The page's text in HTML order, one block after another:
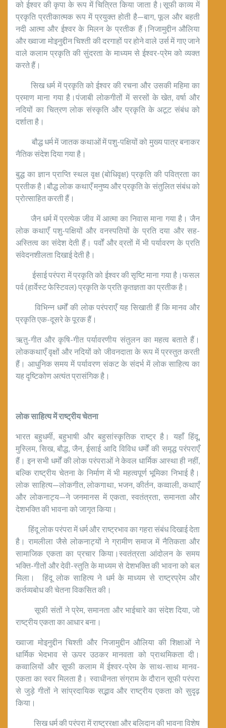
को ईश्वर की कृपा के रूप में चित्रित किया जाता है।सूफी काव्य में
प्रकृति प्रतीकात्मक रूप में प्रयुक्त होती है—बाग, फूल और बहती
नदी आत्मा और ईश्वर के मिलन के प्रतीक हैं।निजामुद्दीन औलिया
और ख्वाजा मोइनुद्दीन चिश्ती की दरगाहों पर होने वाले उर्स में गाए जाने
वाले कलाम प्रकृति की सुंदरता के माध्यम से ईश्वर-प्रेम को व्यक्त
करते हैं।
सिख धर्म में प्रकृति को ईश्वर की रचना और उसकी महिमा का
प्रमाण माना गया है।पंजाबी लोकगीतों में सरसों के खेत, वर्षा और
नदियों का चित्रण लोक संस्कृति और प्रकृति के अटूट संबंध को
दर्शाता है।
बौद्ध धर्म में जातक कथाओं में पशु-पक्षियों को मुख्य पात्र बनाकर
नैतिक संदेश दिया गया है।
बुद्ध का ज्ञान प्राप्ति स्थल वृक्ष (बोधिवृक्ष) प्रकृति की पवित्रता का
प्रतीक है।बौद्ध लोक कथाएँ मनुष्य और प्रकृति के संतुलित संबंध को
प्रोत्साहित करती हैं।
जैन धर्म में प्रत्येक जीव में आत्मा का निवास माना गया है। जैन
लोक कथाएँ पशु-पक्षियों और वनस्पतियों के प्रति दया और सह-
अस्तित्व का संदेश देती हैं। पर्वों और व्रतों में भी पर्यावरण के प्रति
संवेदनशीलता दिखाई देती है।
ईसाई परंपरा में प्रकृति को ईश्वर की सृष्टि माना गया है।फसल
पर्व (हार्वेस्ट फेस्टिवल) प्रकृति के प्रति कृतज्ञता का प्रतीक है।
विभिन्न धर्मों की लोक परंपराएँ यह सिखाती हैं कि मानव और
प्रकृति एक-दूसरे के पूरक हैं।
ऋतु-गीत और कृषि-गीत पर्यावरणीय संतुलन का महत्व बताते हैं।
लोककथाएँ वृक्षों और नदियों को जीवनदाता के रूप में प्रस्तुत करती
हैं। आधुनिक समय में पर्यावरण संकट के संदर्भ में लोक साहित्य का
यह दृष्टिकोण अत्यंत प्रासंगिक है।
लोक साहित्य में राष्ट्रीय चेतना
भारत बहुधर्मी, बहुभाषी और बहुसांस्कृतिक राष्ट्र है। यहाँ हिंदू,
मुस्लिम, सिख, बौद्ध, जैन, ईसाई आदि विविध धर्मों की समृद्ध परंपराएँ
हैं। इन सभी धर्मों की लोक परंपराओं ने केवल धार्मिक आस्था ही नहीं,
बल्कि राष्ट्रीय चेतना के निर्माण में भी महत्वपूर्ण भूमिका निभाई है।
लोक साहित्य—लोकगीत, लोकगाथा, भजन, कीर्तन, कव्वाली, कथाएँ
और लोकनाट्य—ने जनमानस में एकता, स्वतंत्रता, समानता और
देशभक्ति की भावना को जागृत किया।
हिंदू लोक परंपरा में धर्म और राष्ट्रभाव का गहरा संबंध दिखाई देता
है। रामलीला जैसे लोकनाट्यों ने ग्रामीण समाज में नैतिकता और
सामाजिक एकता का प्रचार किया।स्वतंत्रता आंदोलन के समय
भक्ति-गीतों और देवी-स्तुति के माध्यम से देशभक्ति की भावना को बल
मिला। हिंदू लोक साहित्य ने धर्म के माध्यम से राष्ट्रप्रेम और
कर्तव्यबोध की चेतना विकसित की।
सूफी संतों ने प्रेम, समानता और भाईचारे का संदेश दिया, जो
राष्ट्रीय एकता का आधार बना।
ख्वाजा मोइनुद्दीन चिश्ती और निजामुद्दीन औलिया की शिक्षाओं ने
धार्मिक भेदभाव से ऊपर उठकर मानवता को प्राथमिकता दी।
कव्वालियों और सूफी कलाम में ईश्वर-प्रेम के साथ-साथ मानव-
एकता का स्वर मिलता है। स्वाधीनता संग्राम के दौरान सूफी परंपरा
से जुड़े गीतों ने सांप्रदायिक सद्भाव और राष्ट्रीय एकता को सुदृढ़
किया।
सिख धर्म की परंपरा में राष्ट्ररक्षा और बलिदान की भावना विशेष